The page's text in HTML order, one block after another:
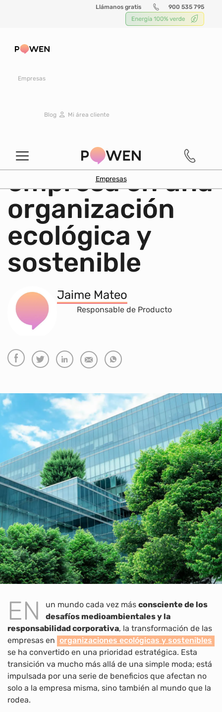
Llámanos gratis 900 535 795
Empresas
Blog Mi área cliente
Empresas
10 beneficios de
convertir tu
empresa en una
organización
ecológica y
sostenible
Jaime Mateo
Responsable de Producto
EN un mundo cada vez más consciente de los
desafíos medioambientales y la
responsabilidad corporativa, la transformación de las
empresas en organizaciones ecológicas y sostenibles
se ha convertido en una prioridad estratégica. Esta
transición va mucho más allá de una simple moda; está
impulsada por una serie de beneficios que afectan no
solo a la empresa misma, sino también al mundo que la
rodea.